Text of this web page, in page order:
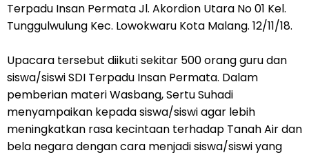
Terpadu Insan Permata Jl. Akordion Utara No 01 Kel.
Tunggulwulung Kec. Lowokwaru Kota Malang. 12/11/18.
Upacara tersebut diikuti sekitar 500 orang guru dan
siswa/siswi SDI Terpadu Insan Permata. Dalam
pemberian materi Wasbang, Sertu Suhadi
menyampaikan kepada siswa/siswi agar lebih
meningkatkan rasa kecintaan terhadap Tanah Air dan
bela negara dengan cara menjadi siswa/siswi yang